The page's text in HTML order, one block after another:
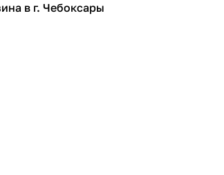
в г. Чебоксары